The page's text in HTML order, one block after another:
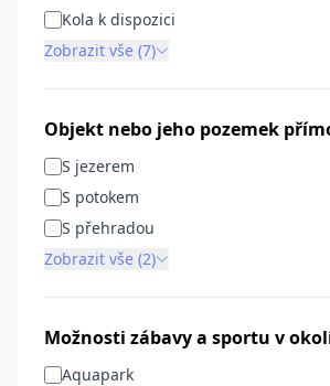
Kola k dispozici
Zobrazit vše (7)
Objekt nebo jeho pozemek
S jezerem
S potokem
S přehradou
Zobrazit vše (2)
Možnosti zábavy a sportu v
Aquapark